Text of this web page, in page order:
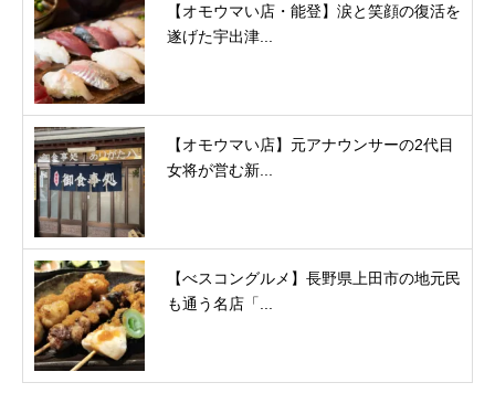
【オモウマい店・能登】涙と笑顔の復活を
遂げた宇出津...
【オモウマい店】元アナウンサーの2代目
女将が営む新...
【べスコングルメ】長野県上田市の地元民
も通う名店「...